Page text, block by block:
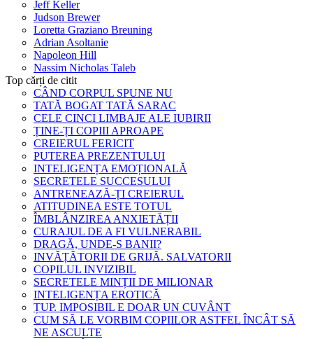
Jeff Keller
Judson Brewer
Loretta Graziano Breuning
Adrian Asoltanie
Napoleon Hill
Nassim Nicholas Taleb
Top cărți de citit
CÂND CORPUL SPUNE NU
TATĂ BOGAT TATĂ SARAC
CELE CINCI LIMBAJE ALE IUBIRII
ȚINE-ȚI COPIII APROAPE
CREIERUL FERICIT
PUTEREA PREZENTULUI
INTELIGENȚA EMOȚIONALĂ
SECRETELE SUCCESULUI
ANTRENEAZĂ-ȚI CREIERUL
ATITUDINEA ESTE TOTUL
ÎMBLÂNZIREA ANXIETĂȚII
CURAJUL DE A FI VULNERABIL
DRAGĂ, UNDE-S BANII?
INVĂȚĂTORII DE GRIJĂ. SALVATORII
COPILUL INVIZIBIL
SECRETELE MINȚII DE MILIONAR
INTELIGENȚA EROTICĂ
ȚUP. IMPOSIBIL E DOAR UN CUVÂNT
CUM SĂ LE VORBIM COPIILOR ASTFEL ÎNCÂT SĂ
NE ASCULTE